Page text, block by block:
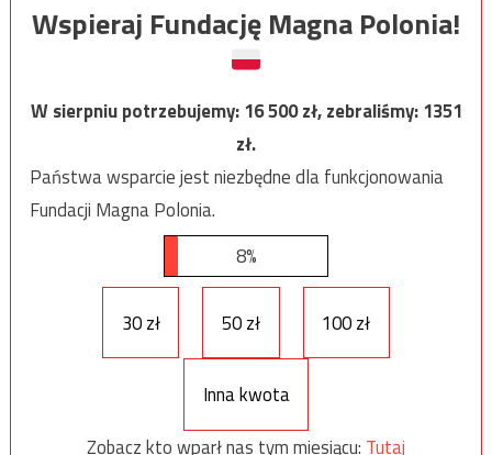
Wspieraj Fundację Magna Polonia!
W sierpniu potrzebujemy:16 500zł, zebraliśmy:1351
zł.
Państwa wsparcie jest niezbędne dla funkcjonowania
Fundacji Magna Polonia.
8%
30 zł 50 zł 100 zł
Inna kwota
Zobacz kto wparł nas tym miesiącu: Tutaj